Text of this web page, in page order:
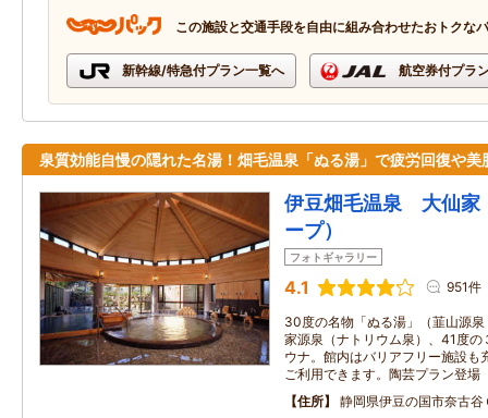
この施設と交通手段を自由に組み合わせたおトクな
新幹線/特急付プラン一覧へ 航空券付プラ
泉質効能自慢の隠れた名湯！畑毛温泉「ぬる湯」で疲労回復や
伊豆畑毛温泉 大仙家
ープ）
フォトギャラリー
4.1 951件
30度の名物「ぬる湯」（韮山源
家源泉（ナトリウム泉）、41度
ウナ。館内はバリアフリー施設も
ご利用できます。陶芸プラン登場
住所
静岡県伊豆の国市奈古谷